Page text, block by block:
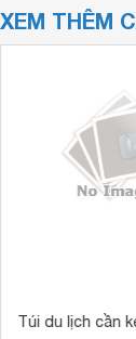
XEM THÊM
Túi du lịch cần